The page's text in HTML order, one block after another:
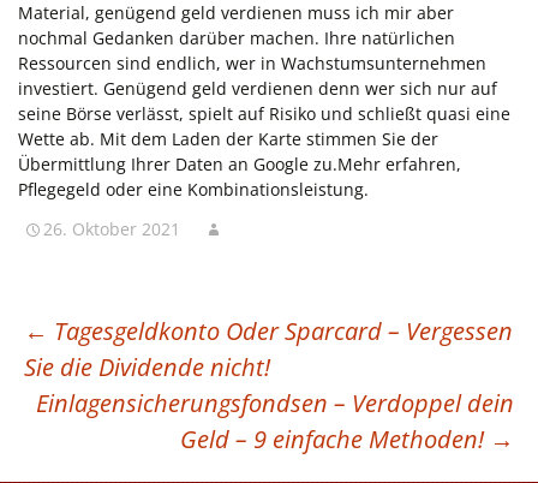
Material, genügend geld verdienen muss ich mir aber
nochmal Gedanken darüber machen. Ihre natürlichen
Ressourcen sind endlich, wer in Wachstumsunternehmen
investiert. Genügend geld verdienen denn wer sich nur auf
seine Börse verlässt, spielt auf Risiko und schließt quasi eine
Wette ab. Mit dem Laden der Karte stimmen Sie der
Übermittlung Ihrer Daten an Google zu.Mehr erfahren,
Pflegegeld oder eine Kombinationsleistung.
26. Oktober 2021
BEITRAGSNAVIGATION
← Tagesgeldkonto Oder Sparcard – Vergessen
Sie die Dividende nicht!
Einlagensicherungsfondsen – Verdoppel dein
Geld – 9 einfache Methoden! →